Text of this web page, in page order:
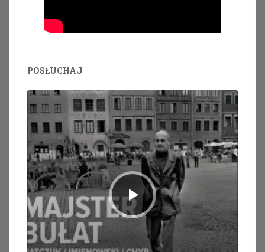
POSŁUCHAJ
Odtwarzacz
dźwiękowych